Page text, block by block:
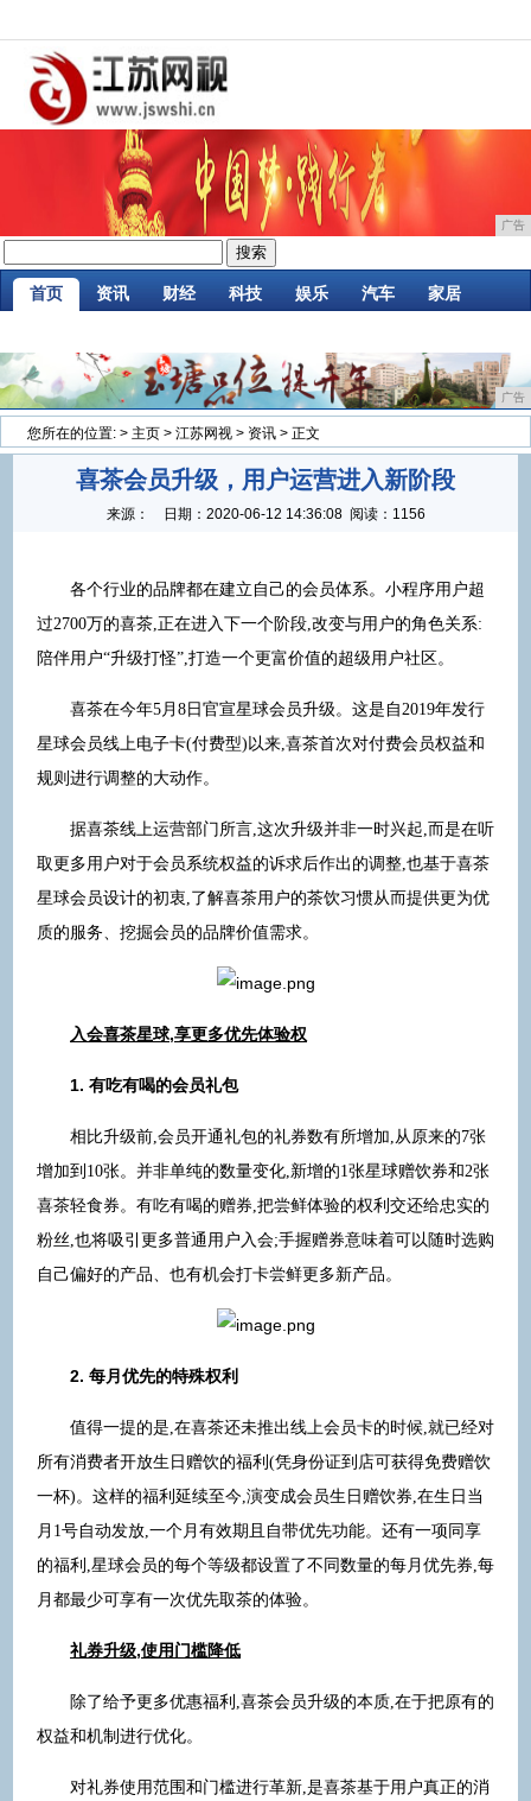
广告
首页 资讯 财经 科技 娱乐 汽车 家居
广告
您所在的位置: > 主页 > 江苏网视 > 资讯 > 正文
喜茶会员升级，用户运营进入新阶段
来源： 日期： 2020-06-12 14:36:08 阅读：1156
各个行业的品牌都在建立自己的会员体系。小程序用户超
过2700万的喜茶,正在进入下一个阶段,改变与用户的角色关系:
陪伴用户“升级打怪”,打造一个更富价值的超级用户社区。
喜茶在今年5月8日官宣星球会员升级。这是自2019年发行
星球会员线上电子卡(付费型)以来,喜茶首次对付费会员权益和
规则进行调整的大动作。
据喜茶线上运营部门所言,这次升级并非一时兴起,而是在听
取更多用户对于会员系统权益的诉求后作出的调整,也基于喜茶
星球会员设计的初衷,了解喜茶用户的茶饮习惯从而提供更为优
质的服务、挖掘会员的品牌价值需求。
入会喜茶星球,享更多优先体验权
1. 有吃有喝的会员礼包
相比升级前,会员开通礼包的礼券数有所增加,从原来的7张
增加到10张。并非单纯的数量变化,新增的1张星球赠饮券和2张
喜茶轻食券。有吃有喝的赠券,把尝鲜体验的权利交还给忠实的
粉丝,也将吸引更多普通用户入会;手握赠券意味着可以随时选购
自己偏好的产品、也有机会打卡尝鲜更多新产品。
2. 每月优先的特殊权利
值得一提的是,在喜茶还未推出线上会员卡的时候,就已经对
所有消费者开放生日赠饮的福利(凭身份证到店可获得免费赠饮
一杯)。这样的福利延续至今,演变成会员生日赠饮券,在生日当
月1号自动发放,一个月有效期且自带优先功能。还有一项同享
的福利,星球会员的每个等级都设置了不同数量的每月优先券,每
月都最少可享有一次优先取茶的体验。
礼券升级,使用门槛降低
除了给予更多优惠福利,喜茶会员升级的本质,在于把原有的
权益和机制进行优化。
对礼券使用范围和门槛进行革新,是喜茶基于用户真正的消